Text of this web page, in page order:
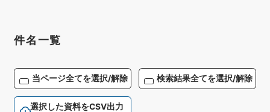
件名一覧
当ページ全てを選択/解除 検索結果全てを選択/解除
選択した資料をCSV出力